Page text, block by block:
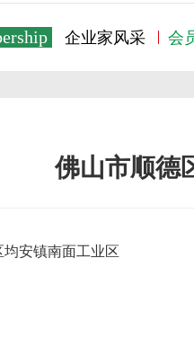
企业家风采 会
佛山市顺德
安镇南面工业区